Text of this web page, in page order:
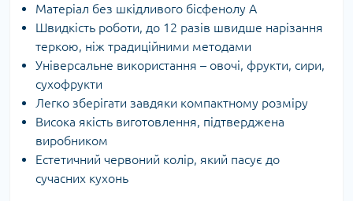
Матеріал без шкідливого бісфенолу А
Швидкість роботи, до 12 разів швидше нарізання
теркою, ніж традиційними методами
Універсальне використання – овочі, фрукти, сири,
сухофрукти
Легко зберігати завдяки компактному розміру
Висока якість виготовлення, підтверджена
виробником
Естетичний червоний колір, який пасує до
сучасних кухонь